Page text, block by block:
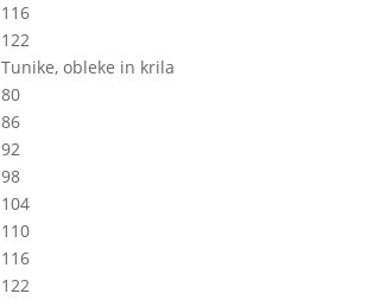
116
122
Tunike, obleke in krila
80
86
92
98
104
110
116
122